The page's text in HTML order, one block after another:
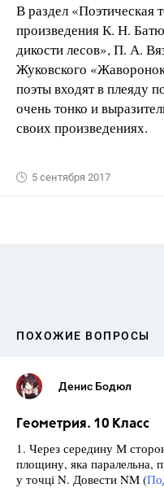
В раздел «Поэтическая
произведения К. Н.
дикости лесов», П. А.
Жуковского
поэты входят в плеяду
очень тонко и
своих произведениях.
5 сентября 2017
ПОХОЖИЕ ВОПРОСЫ
Денис Бодюл
Геометрия. 10 Класс
1. Через середину М
площину, яка паралельна,
у точці N. Довести NM (